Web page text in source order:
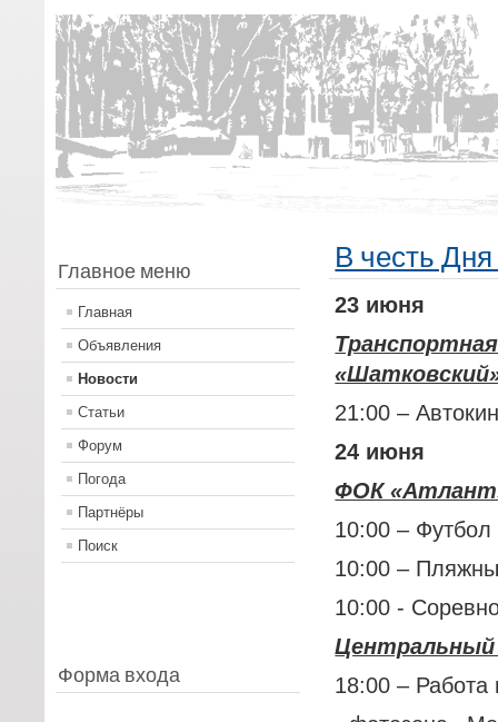
Главное меню
Главная
Объявления
Новости
Статьи
Форум
Погода
Партнёры
Поиск
Форма входа
В честь
23 июня
21:00 –
24 июня
ФОК
10:00 –
10:00 –
10:00 -
Центральный
18:00 –